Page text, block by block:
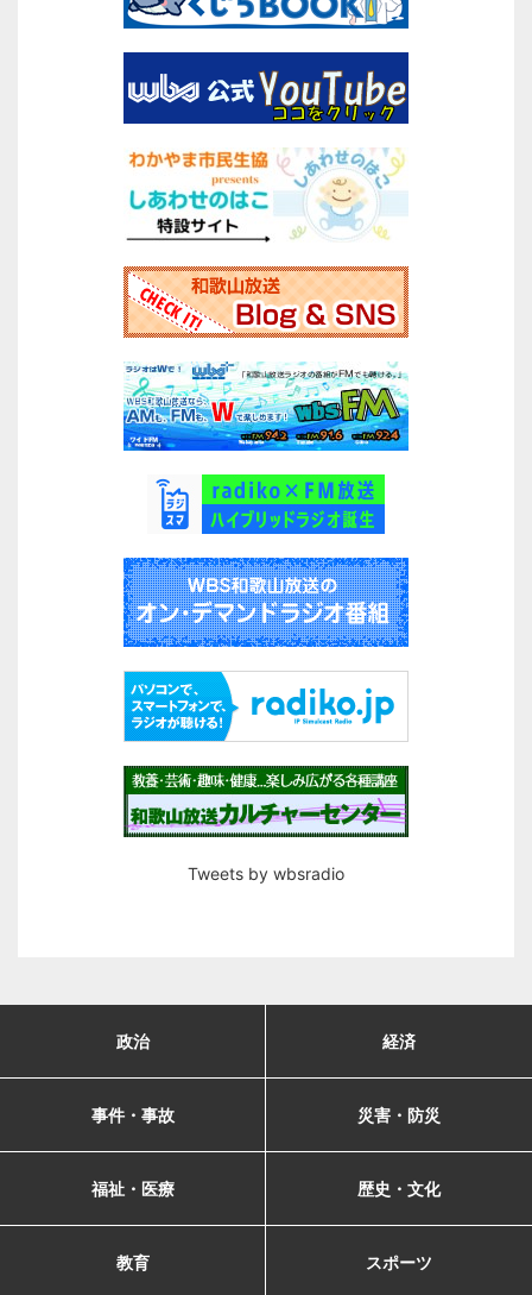
Tweets by wbsradio
政治 経済
事件・事故 災害・防災
福祉・医療 歴史・文化
教育 スポーツ